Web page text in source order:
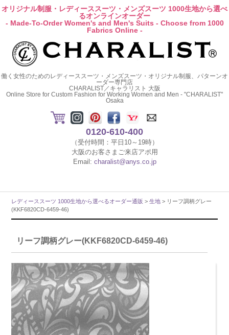
オリジナル制服・レディーススーツ・メンズスーツ 1000生地から選べ
るオンラインオーダー
- Made-To-Order Women's and Men's Suits - Choose from 1000
Fabrics Online -
働く女性のためのレディーススーツ・メンズスーツ・オリジナル制服、パターンオ
ーダー専門店
CHARALIST／キャラリスト 大阪
Online Store for Custom Fashion for Working Women and Men - "CHARALIST"
Osaka
0120-610-400
（受付時間：平日10～19時）
大阪のお客さまご来店アポ用
Email: charalist@anys.co.jp
レディーススーツ 1000生地から選べるオーダー通販 >生地 > リーフ調柄グレー
(KKF6820CD-6459-46)
リーフ調柄グレー(KKF6820CD-6459-46)